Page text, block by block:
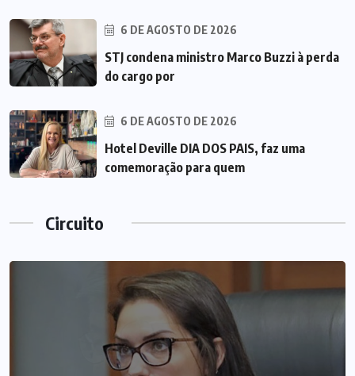
6 DE AGOSTO DE 2026
STJ condena ministro Marco Buzzi à perda
do cargo por
6 DE AGOSTO DE 2026
Hotel Deville DIA DOS PAIS, faz uma
comemoração para quem
Circuito